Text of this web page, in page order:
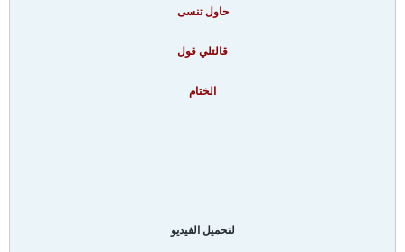
حاول تنسى
قالتلي قول
لختام
لتحميل الفيديو